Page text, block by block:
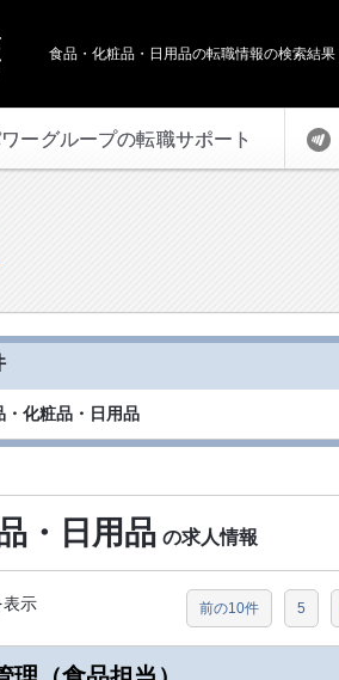
食品・化粧品・日用品の転職情報の検索結果
ーグループの転職サポート
・化粧品・日用品
・日用品 の求人情報
示 前の10件 5